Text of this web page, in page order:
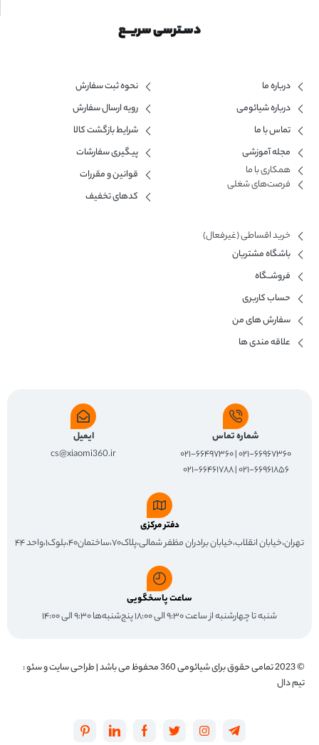
دسـترسی سریــع
درباره ما
درباره شیائومی
تماس با ما
مجله آموزشی
همکاری با ما​
فرصت‌های شغلی
نحوه ثبت سفارش
رویه ارسال سفارش
شرایط بازگشت کالا
پیگیری سفارشات
قوانین و مقررات
کدهای تخفیف
خرید اقساطی (غیرفعال)
باشگاه مشتریان
فروشــگاه
حساب کاربری
سفارش های من
علاقه مندی ها
شماره تماس
۰۲۱-۶۶۹۶۷۳۶۰ | ۰۲۱-۶۶۴۹۷۳۶۰
۰۲۱-۶۶۹۶۱۸۵۶ | ۰۲۱-۶۶۴۶۱۷۸۸
ایمیل
cs@xiaomi360.ir
دفتر مرکزی
تهران،خیابان انقلاب،خیابان برادران مظفر شمالی،پلاک۷۰،ساختمان۴۰،بلوک۱،واحد ۴۴
ساعت پاسخگویی
شنبه تا چهارشنبه از ساعت ۹:۳۰ الی ۱۸:۰۰ پنج‌شنبه‌ها ۹:۳۰ الی ۱۴:۰۰
© 2023 تمامی حقوق برای شیائومی 360
محفوظ می باشد | طراحی سایت و سئو :
تیم دال